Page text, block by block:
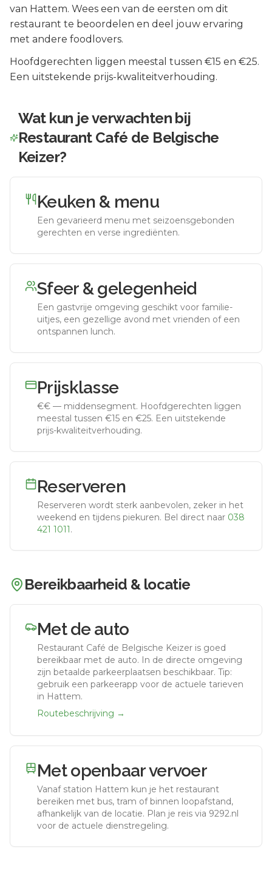
van Hattem. Wees een van de eersten om dit
restaurant te beoordelen en deel jouw ervaring
met andere foodlovers.
Hoofdgerechten liggen meestal tussen €15 en €25.
Een uitstekende prijs-kwaliteitverhouding.
Wat kun je verwachten bij
Restaurant Café de Belgische
Keizer?
Keuken & menu
Een gevarieerd menu met seizoensgebonden
gerechten en verse ingrediënten.
Sfeer & gelegenheid
Een gastvrije omgeving geschikt voor familie-
uitjes, een gezellige avond met vrienden of een
ontspannen lunch.
Prijsklasse
€€ — middensegment. Hoofdgerechten liggen
meestal tussen €15 en €25. Een uitstekende
prijs-kwaliteitverhouding.
Reserveren
Reserveren wordt sterk aanbevolen, zeker in het
weekend en tijdens piekuren. Bel direct naar 038
421 1011.
Bereikbaarheid & locatie
Met de auto
Restaurant Café de Belgische Keizer is goed
bereikbaar met de auto. In de directe omgeving
zijn betaalde parkeerplaatsen beschikbaar. Tip:
gebruik een parkeerapp voor de actuele tarieven
in Hattem.
Routebeschrijving →
Met openbaar vervoer
Vanaf station Hattem kun je het restaurant
bereiken met bus, tram of binnen loopafstand,
afhankelijk van de locatie. Plan je reis via 9292.nl
voor de actuele dienstregeling.